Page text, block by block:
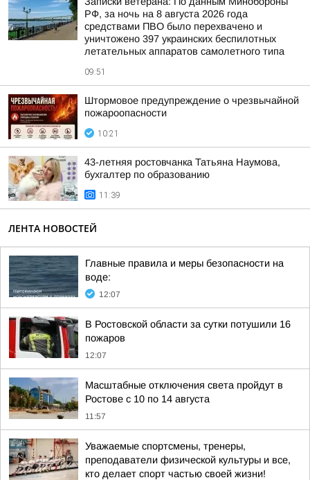
РФ, за ночь на 8 августа 2026 года
средствами ПВО было перехвачено и
уничтожено 397 украинских беспилотных
летательных аппаратов самолетного типа
09:51
Штормовое предупреждение о чрезвычайной
пожароопасности
10:21
43-летняя ростовчанка Татьяна Наумова,
бухгалтер по образованию
11:39
ЛЕНТА НОВОСТЕЙ
Главные правила и меры безопасности на
воде:
12:07
В Ростовской области за сутки потушили 16
пожаров
12:07
Масштабные отключения света пройдут в
Ростове с 10 по 14 августа
11:57
Уважаемые спортсмены, тренеры,
преподаватели физической культуры и все,
кто делает спорт частью своей жизни!